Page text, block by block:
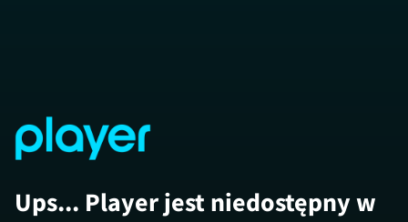
Ups... Player jest niedostępny w